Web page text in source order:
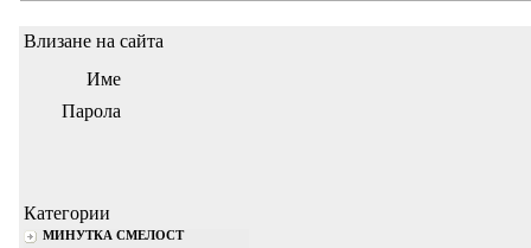
Влизане на сайта
Име
Парола
Категории
МИНУТКА СМЕЛОСТ